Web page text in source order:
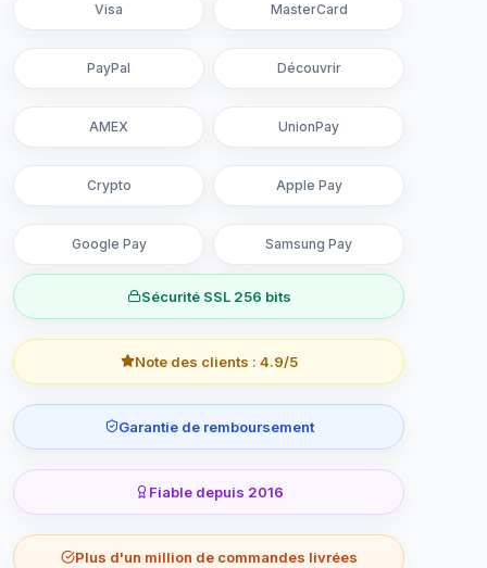
Visa MasterCard
PayPal Découvrir
AMEX UnionPay
Crypto Apple Pay
Google Pay Samsung Pay
Sécurité SSL 256 bits
Note des clients : 4.9/5
Garantie de remboursement
Fiable depuis 2016
Plus d'un million de commandes livrées